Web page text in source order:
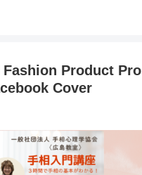
Fashion Product
Cover